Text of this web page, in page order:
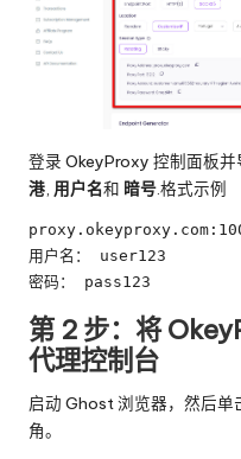
登录 OkeyProxy 控制面板
港, 用户名和 暗号.格式示例
用户名： user123
密码： pass123
第 2 步：将
代理控制台
启动 Ghost 浏览器，然后单
角。